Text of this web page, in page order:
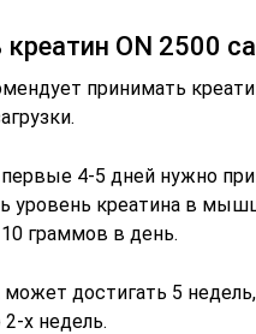
ON 2500
принимать
4-5 дней нужно
уровень креатина в
граммов в день.
достигать 5
х недель.